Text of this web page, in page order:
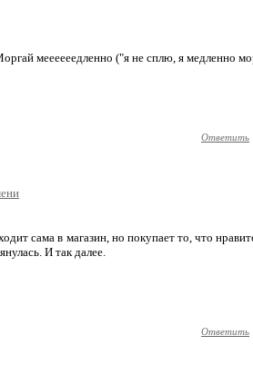
меееееедленно ("я не сплю, я медленно
Ответить
сама в магазин, но покупает то, что
И так далее.
Ответить